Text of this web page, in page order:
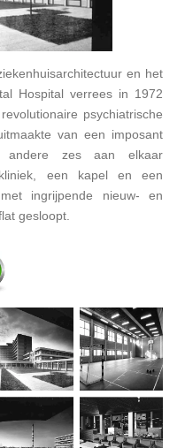
en het
Hospital verrees in 1972
psychiatrische
van een imposant
andere zes aan elkaar
een kapel en een
ingrijpende nieuw- en
gesloopt.